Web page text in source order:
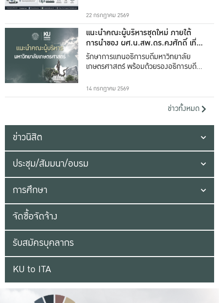
22 กรกฎาคม 2569
แนะนำคณะผู้บริหารชุดใหม่ ภายใต้
การนำของ ผศ.น.สพ.ดร.คงศักดิ์ เที่ยง
ธรรม
รักษาการแทนอธิการบดีมหาวิทยาลัย
เกษตรศาสตร์ พร้อมด้วยรองอธิการบดีทั้ง
14 กรกฎาคม 2569
ข่าวทั้งหมด
ข่าวนิสิต
ประชุม/สัมมนา/อบรม
การศึกษา
จัดซื้อจัดจ้าง
รับสมัครบุคลากร
KU to ITA